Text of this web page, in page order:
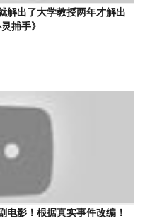
解出了大学教授两年才解出
捕手》
电影！根据真实事件改编！